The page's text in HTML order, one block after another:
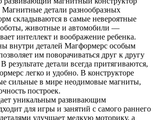
Магнитные детали разнообразных
складываются в самые невероятные
животные и автомобили —
интеллект и воображение ребенка.
внутри деталей Магформерс особым
им поворачиваться друг к другу
детали всегда притягиваются,
легко и удобно. В конструкторе
сильные в мире неодимовые магниты,
построек.
уникальным развивающим
для игры и занятий с самого раннего
улучшает мелкую моторику, а